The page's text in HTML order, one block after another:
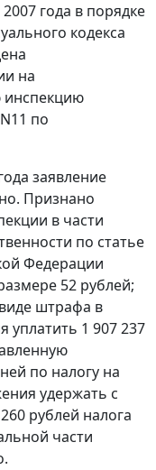
года в порядке
кодекса
на
по
заявление
Признано
в части
по статье
Федерации
52 рублей;
штрафа в
уплатить 1 907 237
по налогу на
удержать с
рублей налога
части